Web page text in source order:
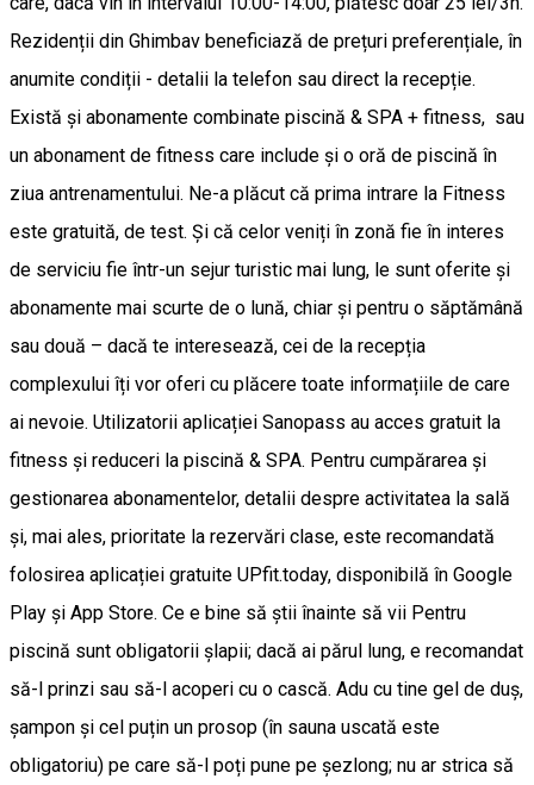
Rezidenții din Ghimbav beneficiază de prețuri preferențiale, în
anumite condiții - detalii la telefon sau direct la recepție.
Există și abonamente combinate piscină & SPA + fitness, sau
un abonament de fitness care include și o oră de piscină în
ziua antrenamentului. Ne-a plăcut că prima intrare la Fitness
este gratuită, de test. Și că celor veniți în zonă fie în interes
de serviciu fie într-un sejur turistic mai lung, le sunt oferite și
abonamente mai scurte de o lună, chiar și pentru o săptămână
sau două – dacă te interesează, cei de la recepția
complexului îți vor oferi cu plăcere toate informațiile de care
ai nevoie. Utilizatorii aplicației Sanopass au acces gratuit la
fitness și reduceri la piscină & SPA. Pentru cumpărarea și
gestionarea abonamentelor, detalii despre activitatea la sală
și, mai ales, prioritate la rezervări clase, este recomandată
folosirea aplicației gratuite UPfit.today, disponibilă în Google
Play și App Store. Ce e bine să știi înainte să vii Pentru
piscină sunt obligatorii șlapii; dacă ai părul lung, e recomandat
să-l prinzi sau să-l acoperi cu o cască. Adu cu tine gel de duș,
șampon și cel puțin un prosop (în sauna uscată este
obligatoriu) pe care să-l poți pune pe șezlong; nu ar strica să